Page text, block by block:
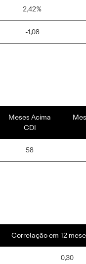
2,42%
-1,08
Meses Acima
CDI
58
Correlação em 12
0,30